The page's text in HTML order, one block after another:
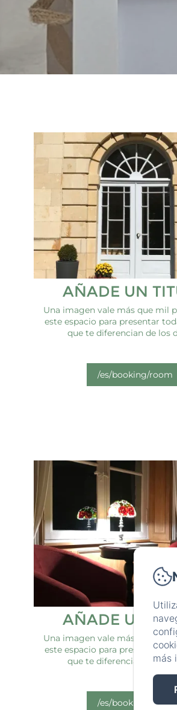
AÑADE UN
Una imagen vale más que mil
este espacio para presentar
que te diferencian de los
/es/booking/room
AÑADE UN
Una imagen vale más que mil
este espacio para presentar
que te diferencian de los
/es/booking/room
más